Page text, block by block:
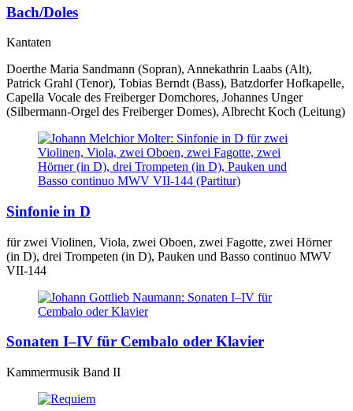
Bach/Doles
Kantaten
Doerthe Maria Sandmann (Sopran), Annekathrin Laabs (Alt),
Patrick Grahl (Tenor), Tobias Berndt (Bass), Batzdorfer Hofkapelle,
Capella Vocale des Freiberger Domchores, Johannes Unger
(Silbermann-Orgel des Freiberger Domes), Albrecht Koch (Leitung)
Sinfonie in D
für zwei Violinen, Viola, zwei Oboen, zwei Fagotte, zwei Hörner
(in D), drei Trompeten (in D), Pauken und Basso continuo MWV
VII-144
Sonaten I–IV für Cembalo oder Klavier
Kammermusik Band II